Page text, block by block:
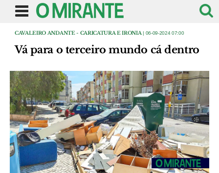
CAVALEIRO ANDANTE - CARICATURA E IRONIA | 06-09-2024 07:00
Vá para o terceiro mundo cá dentro